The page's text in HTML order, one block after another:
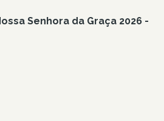
Senhora da Graça 2026 -